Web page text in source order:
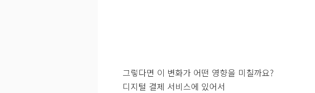
그렇다면 이 변화가 어떤 영향을 미칠까요?
디지털 결제 서비스에 있어서